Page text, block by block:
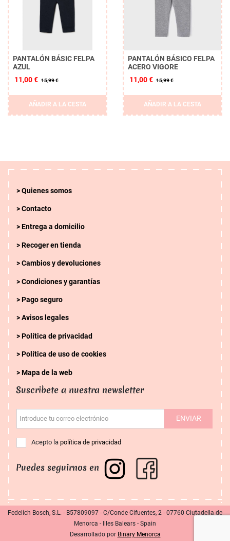
PANTALÓN BÁSIC FELPA
AZUL
11,00 € 15,99 €
AÑADIR A LA CESTA
PANTALÓN BÁSICO FELPA
ACERO VIGORE
11,00 € 15,99 €
AÑADIR A LA CESTA
Quienes somos
Contacto
Entrega a domicilio
Recoger en tienda
Cambios y devoluciones
Condiciones y garantías
Pago seguro
Avisos legales
Política de privacidad
Política de uso de cookies
Mapa de la web
Suscribete a nuestra newsletter
Introduce tu correo electrónico ENVIAR
Acepto lapolítica de privacidad
Puedes seguirnos en
Fedelich Bosch, S.L. - B57809097 - C/Conde Cifuentes, 2 - 07760 Ciutadella de
Menorca - Illes Balears - Spain
Desarrollado por Binary Menorca